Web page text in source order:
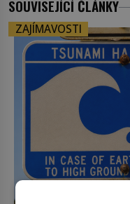
SOUVISEJÍCÍ ČLÁNKY
ZAJÍMAVOSTI